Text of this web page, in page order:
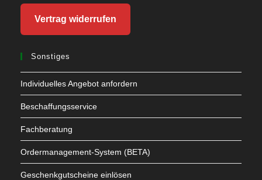
Vertrag widerrufen
Sonstiges
Individuelles Angebot anfordern
Beschaffungsservice
Fachberatung
Ordermanagement-System (BETA)
Geschenkgutscheine einlösen